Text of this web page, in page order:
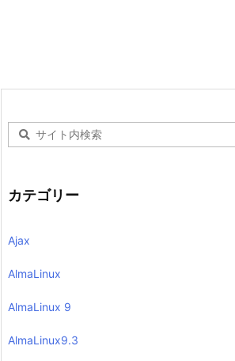
カテゴリー
Ajax
AlmaLinux
AlmaLinux 9
AlmaLinux9.3